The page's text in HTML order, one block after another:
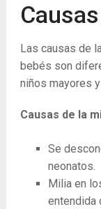
Las causas de
bebés son
niños mayores
Causas de la
Se
neonatos.
Milia en
entendida